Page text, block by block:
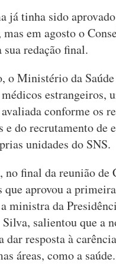
já tinha sido
em agosto o
sua redação final.
o Ministério da
estrangeiros,
conforme os
e do recrutamento de
unidades do SNS.
final da reunião de
aprovou a
ministra da
salientou que a
resposta à
áreas, como a saúde.